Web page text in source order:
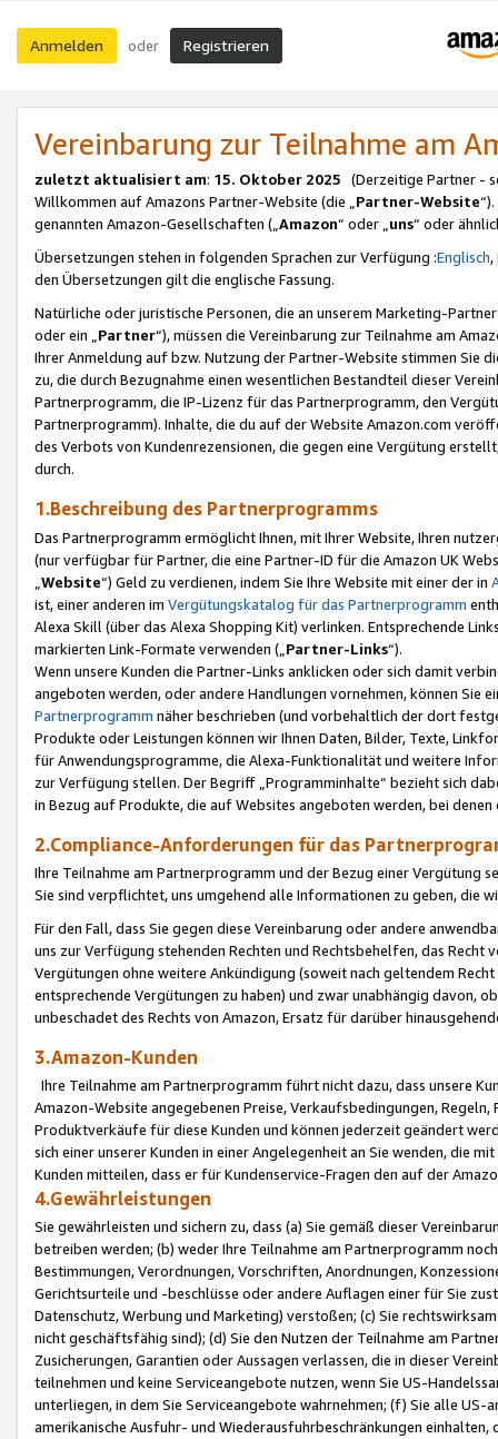
Anmelden oder Registrieren
Vereinbarung zur Teilnahme am
zuletzt aktualisiert am: 15. Oktober 2025 (Derzeitige Partner -
Willkommen auf Amazons Partner-Website (die „Partner-Website
genannten Amazon-Gesellschaften („Amazon“ oder „uns“ oder
Übersetzungen stehen in folgenden Sprachen zur Verfügung :Englisch,
den Übersetzungen gilt die englische Fassung.
Natürliche oder juristische Personen, die an unserem Marketing-
oder ein „Partner“), müssen die Vereinbarung zur Teilnahme am
Ihrer Anmeldung auf bzw. Nutzung der Partner-Website stimmen Sie
zu, die durch Bezugnahme einen wesentlichen Bestandteil dieser
Partnerprogramm, die IP-Lizenz für das Partnerprogramm, den
Partnerprogramm). Inhalte, die du auf der Website Amazon.com
des Verbots von Kundenrezensionen, die gegen eine Vergütung
durch.
1.Beschreibung des Partnerprogramms
Das Partnerprogramm ermöglicht Ihnen, mit Ihrer Website, Ihren
(nur verfügbar für Partner, die eine Partner-ID für die Amazon UK
Website“) Geld zu verdienen, indem Sie Ihre Website mit einer der in
ist, einer anderen im Vergütungskatalog für das Partnerprogramm
Alexa Skill (über das Alexa Shopping Kit) verlinken. Entsprechende
markierten Link-Formate verwenden („ Partner-Links“).
Wenn unsere Kunden die Partner-Links anklicken oder sich damit
angeboten werden, oder andere Handlungen vornehmen, können Sie
Partnerprogramm näher beschrieben (und vorbehaltlich der dort
Produkte oder Leistungen können wir Ihnen Daten, Bilder, Texte,
für Anwendungsprogramme, die Alexa-Funktionalität und weitere
zur Verfügung stellen. Der Begriff „Programminhalte“ bezieht sich
in Bezug auf Produkte, die auf Websites angeboten werden, bei
2.Compliance-Anforderungen für das
Ihre Teilnahme am Partnerprogramm und der Bezug einer Vergütung
Sie sind verpflichtet, uns umgehend alle Informationen zu geben, die
Für den Fall, dass Sie gegen diese Vereinbarung oder andere
uns zur Verfügung stehenden Rechten und Rechtsbehelfen, das
Vergütungen ohne weitere Ankündigung (soweit nach geltendem
entsprechende Vergütungen zu haben) und zwar unabhängig davon,
unbeschadet des Rechts von Amazon, Ersatz für darüber
3.Amazon-Kunden
Ihre Teilnahme am Partnerprogramm führt nicht dazu, dass unsere
Amazon-Website angegebenen Preise, Verkaufsbedingungen,
Produktverkäufe für diese Kunden und können jederzeit geändert
sich einer unserer Kunden in einer Angelegenheit an Sie wenden, die
Kunden mitteilen, dass er für Kundenservice-Fragen den auf der
4.Gewährleistungen
Sie gewährleisten und sichern zu, dass (a) Sie gemäß dieser
betreiben werden; (b) weder Ihre Teilnahme am Partnerprogramm
Bestimmungen, Verordnungen, Vorschriften, Anordnungen,
Gerichtsurteile und -beschlüsse oder andere Auflagen einer für Sie
Datenschutz, Werbung und Marketing) verstoßen; (c) Sie
nicht geschäftsfähig sind); (d) Sie den Nutzen der Teilnahme am
Zusicherungen, Garantien oder Aussagen verlassen, die in dieser
teilnehmen und keine Serviceangebote nutzen, wenn Sie US-
unterliegen, in dem Sie Serviceangebote wahrnehmen; (f) Sie alle
amerikanische Ausfuhr- und Wiederausfuhrbeschränkungen